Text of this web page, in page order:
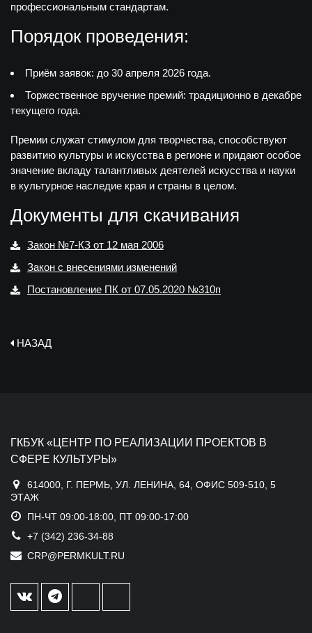
профессиональным стандартам.
Порядок проведения:
Приём заявок: до 30 апреля 2026 года.
Торжественное вручение премий: традиционно в декабре
текущего года.
Премии служат стимулом для творчества, способствуют
развитию культуры и искусства в регионе и придают особое
значение вкладу талантливых деятелей искусства и науки
в культурное наследие края и страны в целом.
Документы для скачивания
Закон №7-КЗ от 12 мая 2006
Закон с внесениями изменений
Постановление ПК от 07.05.2020 №310п
НАЗАД
ГКБУК «ЦЕНТР ПО РЕАЛИЗАЦИИ ПРОЕКТОВ В
СФЕРЕ КУЛЬТУРЫ»
614000, Г. ПЕРМЬ, УЛ. ЛЕНИНА, 64, ОФИС 509-510, 5
ЭТАЖ
ПН-ЧТ 09:00-18:00, ПТ 09:00-17:00
+7 (342) 236-34-88
CRP@PERMKULT.RU